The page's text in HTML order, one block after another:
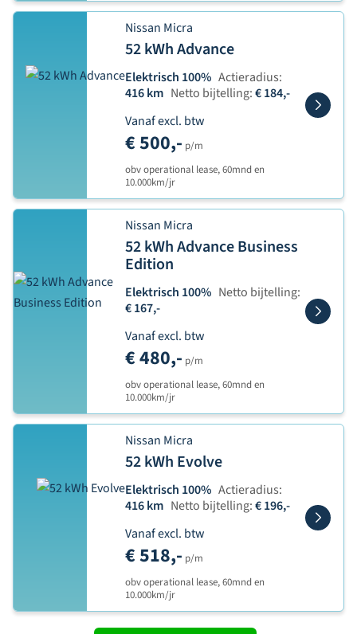
Nissan Micra
52 kWh Advance
Elektrisch 100% Actieradius:
416 km Netto bijtelling:€ 184,-
Vanaf excl. btw
€ 500,- p/m
obv operational lease, 60mnd en
10.000km/jr
Nissan Micra
52 kWh Advance Business
Edition
Elektrisch 100% Netto bijtelling:
€ 167,-
Vanaf excl. btw
€ 480,- p/m
obv operational lease, 60mnd en
10.000km/jr
Nissan Micra
52 kWh Evolve
Elektrisch 100% Actieradius:
416 km Netto bijtelling:€ 196,-
Vanaf excl. btw
€ 518,- p/m
obv operational lease, 60mnd en
10.000km/jr